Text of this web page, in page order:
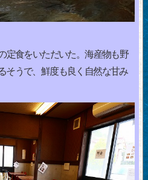
定食をいただいた。海産物も野
そうで、鮮度も良く自然な甘み